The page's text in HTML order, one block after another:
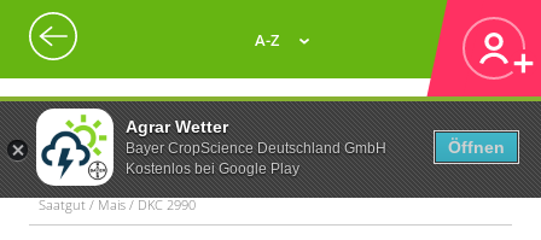
Agrar Wetter
Bayer CropScience Deutschland GmbH
Kostenlos bei Google Play
Öffnen
A-Z
Saatgut / Mais / DKC 2990